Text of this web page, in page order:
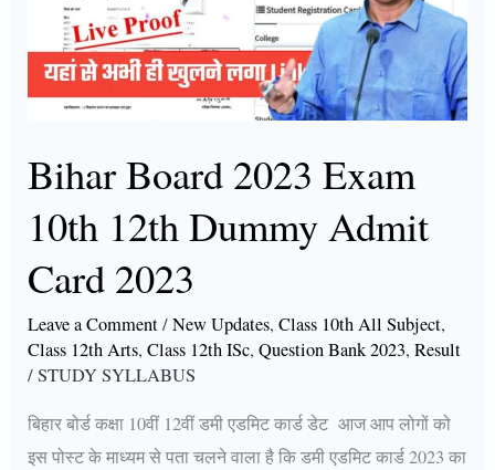
Bihar Board 2023 Exam
10th 12th Dummy Admit
Card 2023
Leave a Comment/New Updates,Class 10th All Subject,
Class 12th Arts,Class 12th ISc,Question Bank 2023,Result
/STUDY SYLLABUS
बिहार बोर्ड कक्षा 10वीं 12वीं डमी एडमिट कार्ड डेट आज आप लोगों को
इस पोस्ट के माध्यम से पता चलने वाला है कि डमी एडमिट कार्ड 2023 का
Dummy
Admit